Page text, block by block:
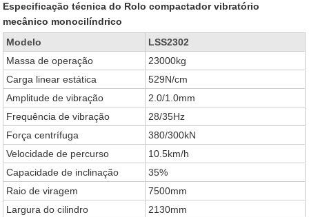
Especificação técnica do Rolo compactador vibratório
mecânico monocilíndrico
Modelo
LSS2302
Massa de operação
23000kg
Carga linear estática
529N/cm
Amplitude de vibração
2.0/1.0mm
Frequência de vibração
28/35Hz
Força centrífuga
380/300kN
Velocidade de percurso
10.5km/h
Capacidade de inclinação
35%
Raio de viragem
7500mm
Largura do cilindro
2130mm